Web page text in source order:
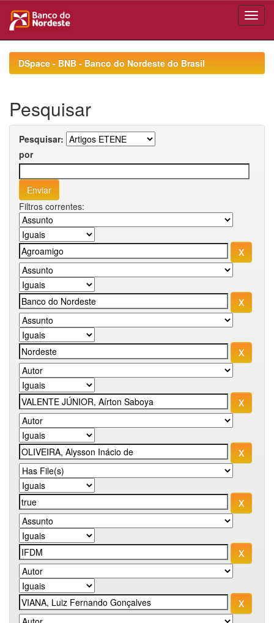
navigationDSpace - BNB - Banco do Nordeste do Brasil
Pesquisar
Pesquisar:
por
Filtros correntes: